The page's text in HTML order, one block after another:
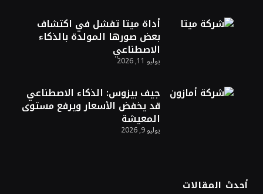
من تراجع الدولار
الدولار الأمريكي يتراجع قرب أدنى مستوياته
الأوسط
أسعار النفط تواصل التراجع للجلسة الثالثة مع
ترقب تطورات الوساطة بشأن الحرب
أداة ميتا تفشل في اكتشاف
بعض صورها المولدة بالذكاء
الاصطناعي
يوليو 11, 2026
جيف بيزوس: الذكاء الاصطناعي
قد يخفض الأسعار ويرفع مستوى
المعيشة
يوليو 9, 2026
أحدث المقالات